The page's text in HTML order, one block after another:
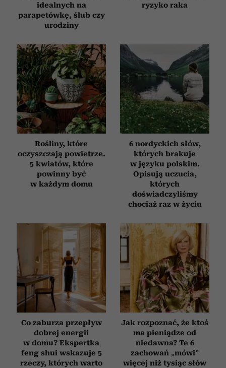
idealnych na
parapetówkę, ślub czy
urodziny
ryzyko raka
Rośliny, które
oczyszczają powietrze.
5 kwiatów, które
powinny być
w każdym domu
6 nordyckich słów,
których brakuje
w języku polskim.
Opisują uczucia,
których
doświadczyliśmy
chociaż raz w życiu
Co zaburza przepływ
dobrej energii
w domu? Ekspertka
feng shui wskazuje 5
rzeczy, których warto
Jak rozpoznać, że ktoś
ma pieniądze od
niedawna? Te 6
zachowań „mówi”
więcej niż tysiąc słów